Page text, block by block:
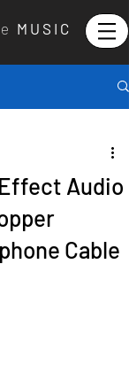
M U S I C
Audio
Cable